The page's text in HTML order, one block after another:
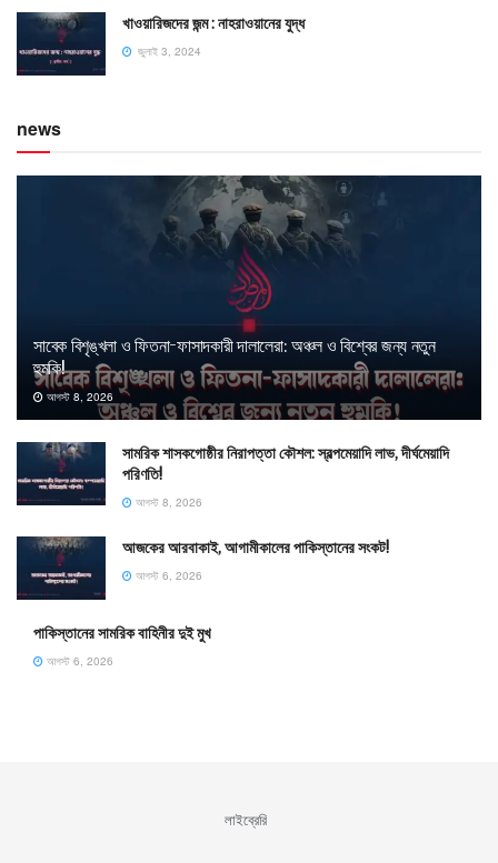
খাওয়ারিজদের জন্ম : নাহরাওয়ানের যুদ্ধ
জুলাই 3, 2024
news
সাবেক বিশৃঙ্খলা ও ফিতনা-ফাসাদকারী দালালেরা: অঞ্চল ও বিশ্বের জন্য নতুন
হুমকি!
আগস্ট 8, 2026
সামরিক শাসকগোষ্ঠীর নিরাপত্তা কৌশল: স্বল্পমেয়াদি লাভ, দীর্ঘমেয়াদি
পরিণতি!
আগস্ট 8, 2026
আজকের আরবাকাই, আগামীকালের পাকিস্তানের সংকট!
আগস্ট 6, 2026
পাকিস্তানের সামরিক বাহিনীর দুই মুখ
আগস্ট 6, 2026
লাইব্রেরি